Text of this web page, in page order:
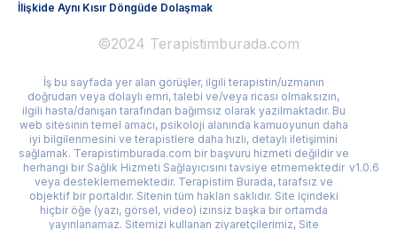
İlişkide Aynı Kısır Döngüde Dolaşmak
©2024 Terapistimburada.com
İş bu sayfada yer alan görüşler, ilgili terapistin/uzmanın
doğrudan veya dolaylı emri, talebi ve/veya ricası olmaksızın,
ilgili hasta/danışan tarafından bağımsız olarak yazılmaktadır. Bu
web sitesinin temel amacı, psikoloji alanında kamuoyunun daha
iyi bilgilenmesini ve terapistlere daha hızlı, detaylı iletişimini
sağlamak. Terapistimburada.com bir başvuru hizmeti değildir ve
herhangi bir Sağlık Hizmeti Sağlayıcısını tavsiye etmemektedir
veya desteklememektedir. Terapistim Burada, tarafsız ve
objektif bir portaldır. Sitenin tüm hakları saklıdır. Site içindeki
hiçbir öğe (yazı, görsel, video) izinsiz başka bir ortamda
yayınlanamaz. Sitemizi kullanan ziyaretçilerimiz, Site
v1.0.6